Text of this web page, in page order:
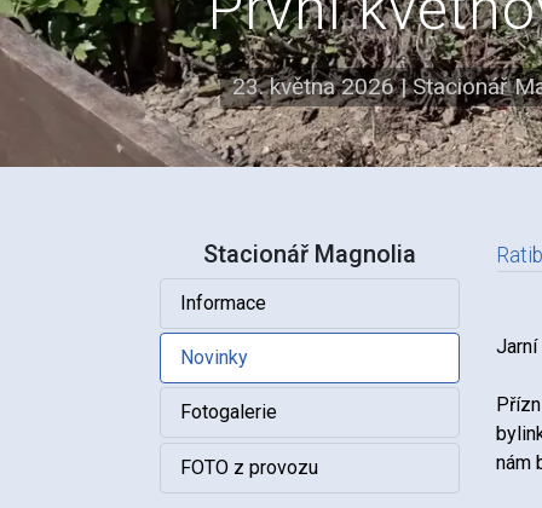
23. května 2026|Stacionář
Stacionář Magnolia
Informace
Novinky
Fotogalerie
FOTO z provozu
Jarní
nám